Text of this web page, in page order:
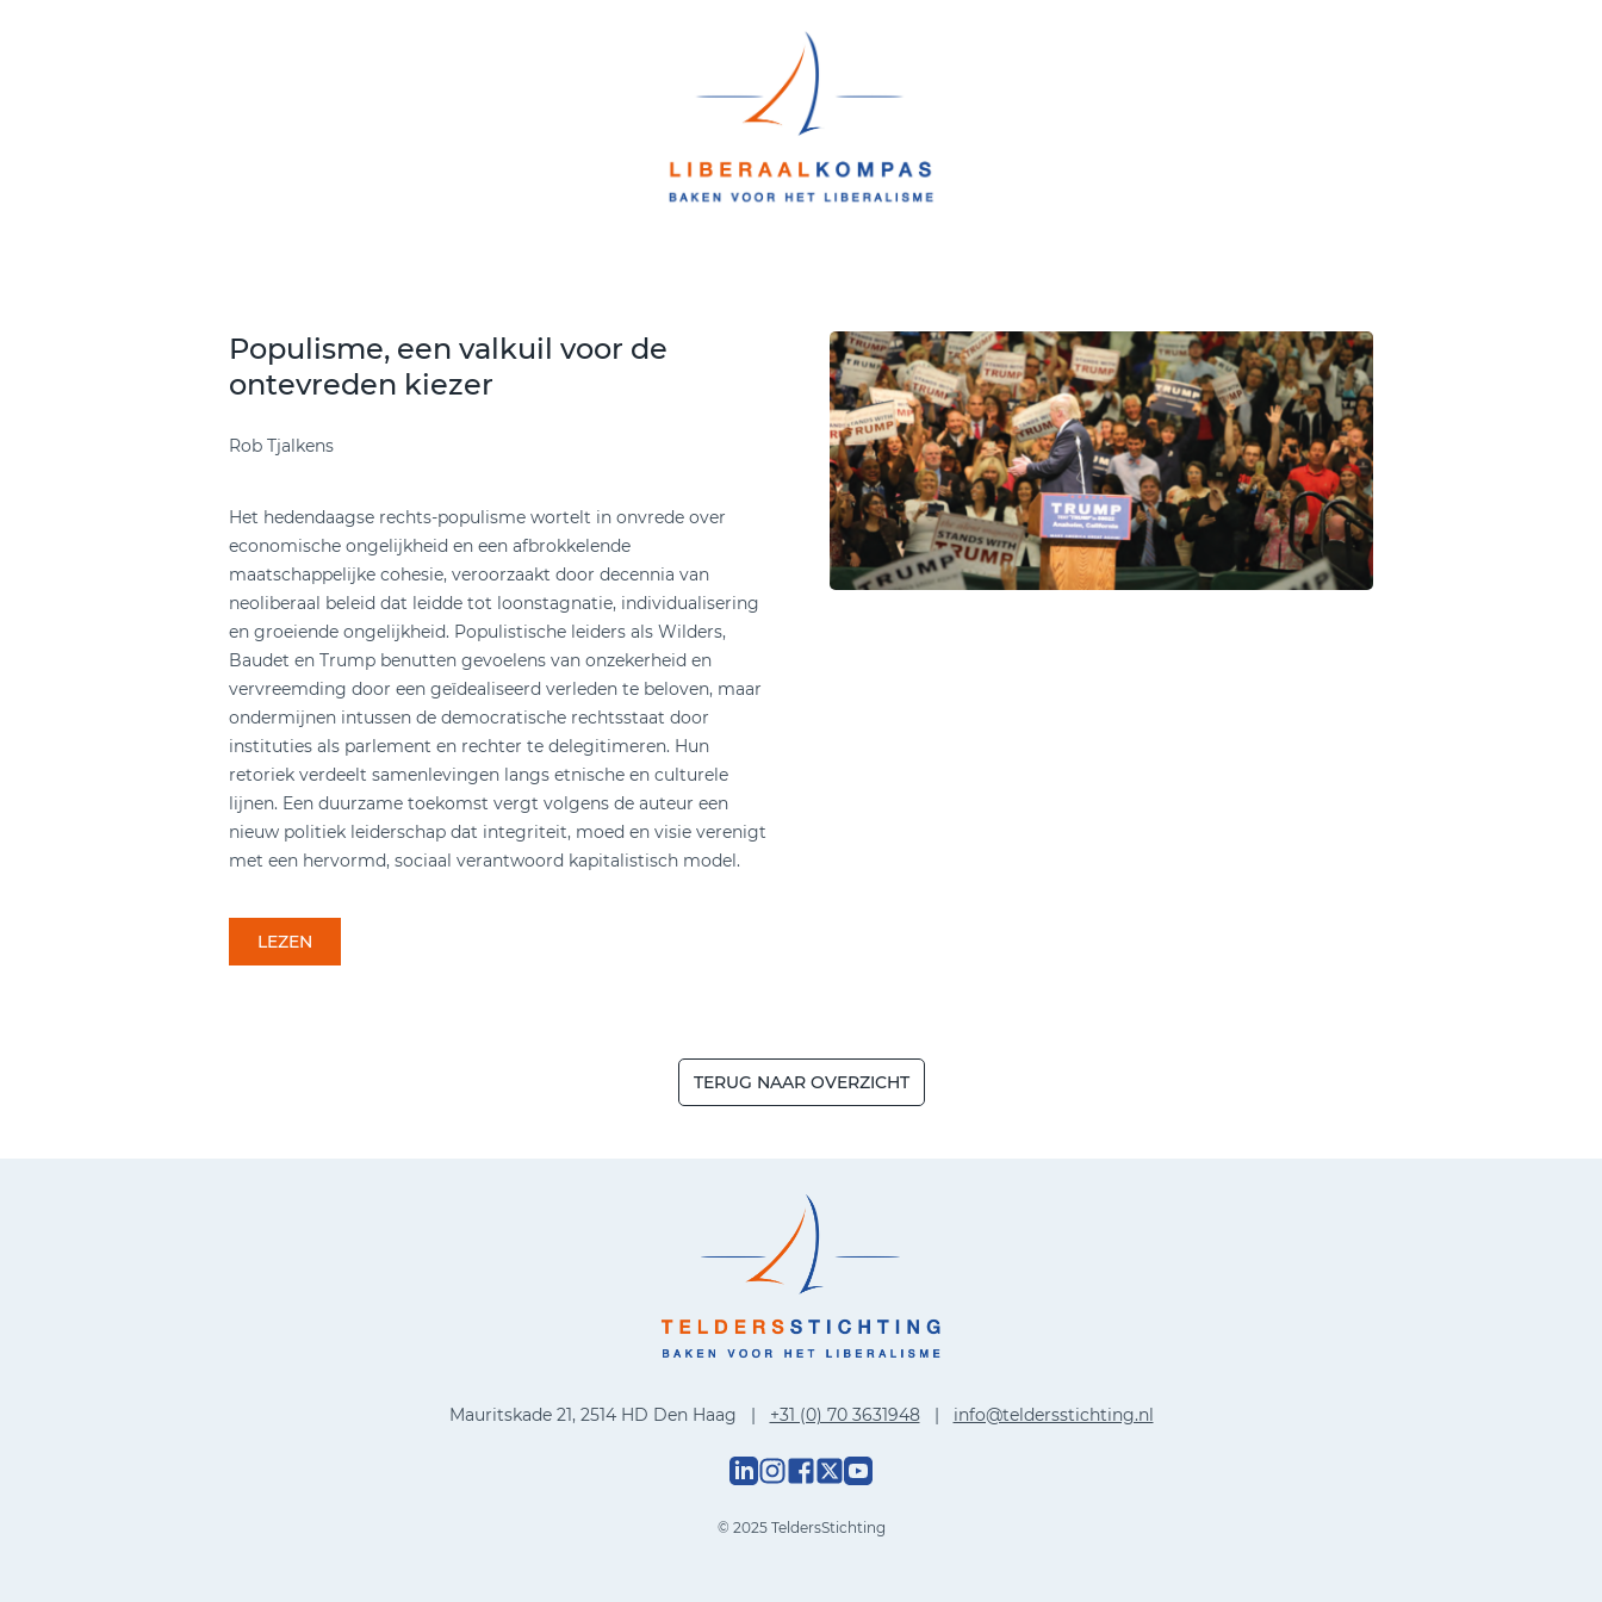
Populisme, een valkuil voor de
ontevreden kiezer
Rob Tjalkens
Het hedendaagse rechts-populisme wortelt in onvrede over
economische ongelijkheid en een afbrokkelende
maatschappelijke cohesie, veroorzaakt door decennia van
neoliberaal beleid dat leidde tot loonstagnatie, individualisering
en groeiende ongelijkheid. Populistische leiders als Wilders,
Baudet en Trump benutten gevoelens van onzekerheid en
vervreemding door een geïdealiseerd verleden te beloven, maar
ondermijnen intussen de democratische rechtsstaat door
instituties als parlement en rechter te delegitimeren. Hun
retoriek verdeelt samenlevingen langs etnische en culturele
lijnen. Een duurzame toekomst vergt volgens de auteur een
nieuw politiek leiderschap dat integriteit, moed en visie verenigt
met een hervormd, sociaal verantwoord kapitalistisch model.
LEZEN
TERUG NAAR OVERZICHT
Mauritskade 21, 2514 HD Den Haag | +31 (0) 70 3631948| info@teldersstichting.nl
© 2025 TeldersStichting